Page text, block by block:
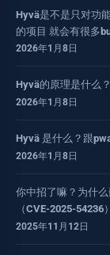
Hyvä是不是只对功
的项目 就会有很多
2026年1月8日
Hyvä的原理是什么
2026年1月8日
Hyvä 是什么？跟
2026年1月8日
你中招了嘛？为什
（CVE-2025-54236）
2025年11月12日